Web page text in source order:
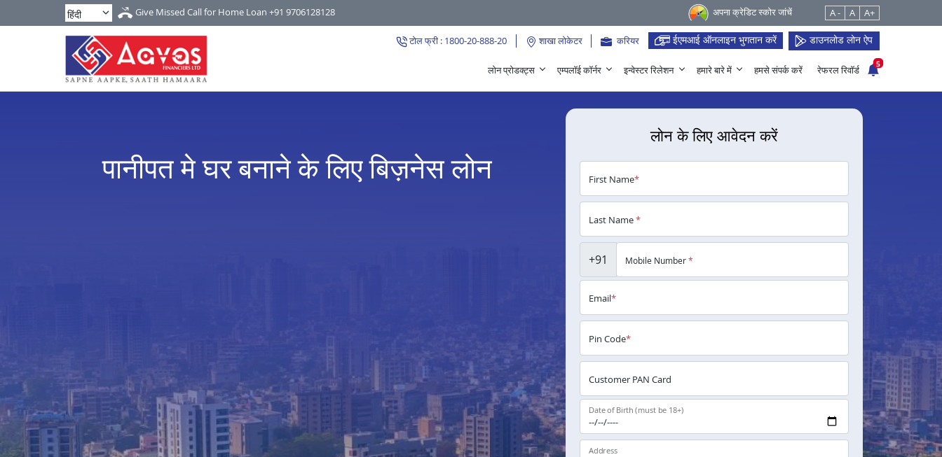
Give Missed Call for Home Loan +91 9706128128 अपना क्रेडिट स्कोर जांचें A - A A+
टोल फ्री : 1800-20-888-20 शाखा लोकेटर करियर ईएमआई ऑनलाइन भुगतान करें डाउनलोड लोन ऐप
लोन प्रोडक्ट्स एम्पलॉई कॉर्नर इन्वेस्टर रिलेशन हमारे बारे में हमसे संपर्क करें रेफरल रिवॉर्ड
5
पानीपत मे घर बनाने के लिए बिज़नेस लोन
लोन के लिए आवेदन करें
First Name*
Last Name*
+91 Mobile Number*
Email*
Pin Code*
Customer PAN Card
Date of Birth (must be 18+)
Address